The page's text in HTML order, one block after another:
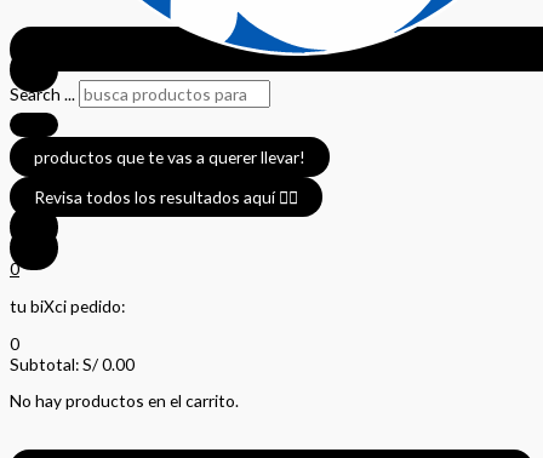
Search ...
productos que te vas a querer llevar!
Revisa todos los resultados aquí 👈🏼
0
tu biXci pedido:
0
Subtotal:S/0.00
No hay productos en el carrito.